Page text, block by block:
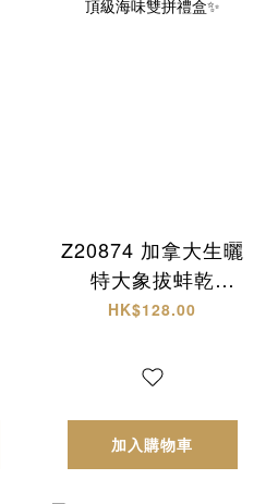
Z20874 加拿大生曬
特大象拔蚌乾
(L)+西非原隻有腌
禮盒✨
HK$128.00
加入購物車